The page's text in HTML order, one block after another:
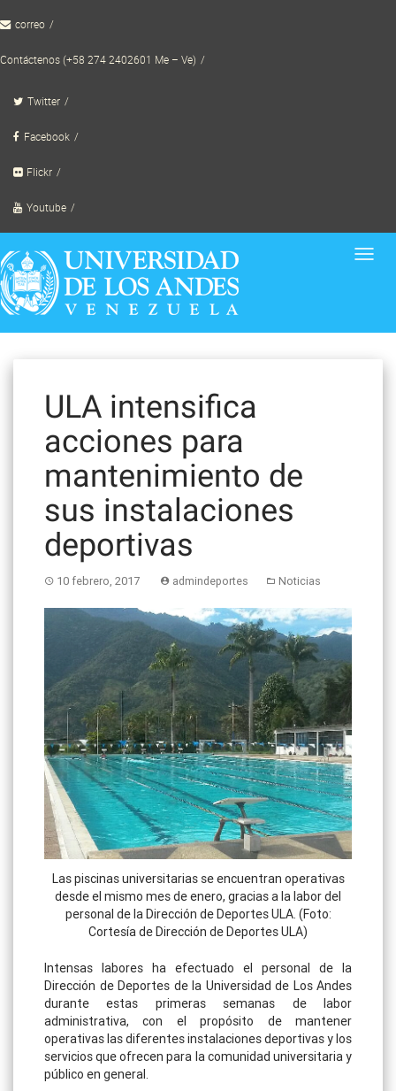
to correo
Contáctenos (+58 274 2402601 Me – Ve)
Twitter
Facebook
Flickr
Youtube
ULA intensifica
acciones para
mantenimiento de
sus instalaciones
deportivas
10 febrero, 2017 admindeportes Noticias
Las piscinas universitarias se encuentran operativas
desde el mismo mes de enero, gracias a la labor del
personal de la Dirección de Deportes ULA. (Foto:
Cortesía de Dirección de Deportes ULA)
Intensas labores ha efectuado el personal de la
Dirección de Deportes de la Universidad de Los Andes
durante estas primeras semanas de labor
administrativa, con el propósito de mantener
operativas las diferentes instalaciones deportivas y los
servicios que ofrecen para la comunidad universitaria y
público en general.